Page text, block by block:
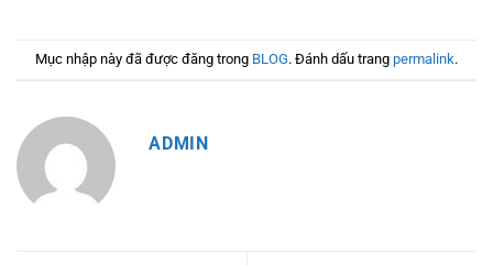
Mục nhập này đã được đăng trong BLOG. Đánh dấu trang permalink.
ADMIN